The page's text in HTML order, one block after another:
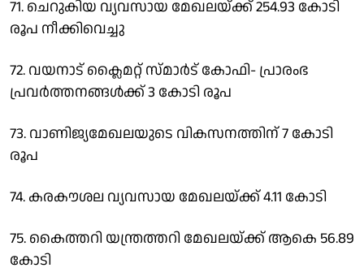
71. ചെറുകിയ വ്യവസായ മേഖലയ്ക്ക് 254.93 കോടി
രൂപ നീക്കിവെച്ചു
72. വയനാട് ക്ലൈമറ്റ് സ്മാര്‍ട് കോഫി- പ്രാരംഭ
പ്രവര്‍ത്തനങ്ങള്‍ക്ക് 3 കോടി രൂപ
73. വാണിജ്യമേഖലയുടെ വികസനത്തിന് 7 കോടി
രൂപ
74. കരകൗശല വ്യവസായ മേഖലയ്ക്ക് 4.11 കോടി
75. കൈത്തറി യന്ത്രത്തറി മേഖലയ്ക്ക് ആകെ 56.89
കോടി